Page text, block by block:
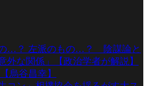
…？ 左派のもの…？ 陰謀論と
外な関係」【政治学者が解説】
烏谷昌幸】